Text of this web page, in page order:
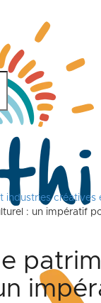
industries créatives
: un impératif